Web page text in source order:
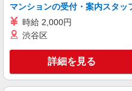
太宰府駅周
株式会社ブレイブ（マイナビグ
介護スタッ
マンションの受付・案内スタッ
時給 2,000円
渋谷区
詳細を見る